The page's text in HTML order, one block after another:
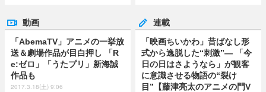
動画
「AbemaTV」アニメの一挙放
送＆劇場作品が目白押し 「R
e:ゼロ」「うたプリ」新海誠
作品も
2017.3.18(土) 9:06
連載
「映画ちいかわ」昔ばなし形
式から逸脱した“刺激”― 「今
日の日はさようなら」が観客
に意識させる物語の“裂け
目”【藤津亮太のアニメの門V